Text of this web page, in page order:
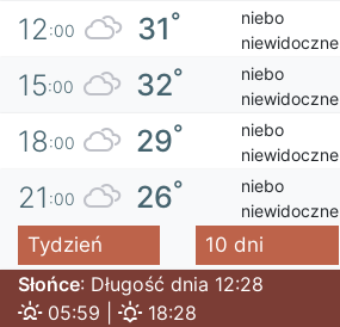
12:00 31°
niebo
niewidoczne
15:00 32°
niebo
niewidoczne
18:00 29°
niebo
niewidoczne
21 :00 26°
niebo
niewidoczne
Tydzień 10 dni
Słońce: Długość dnia 12:28
05:59 |
18:28